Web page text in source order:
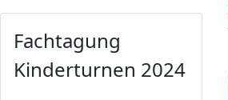
Fachtagung
Kinderturnen 2024